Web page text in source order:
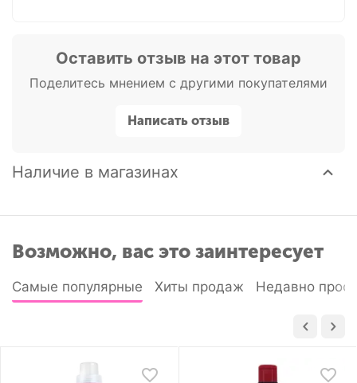
Оставить отзыв на этот товар
Поделитесь мнением с другими покупателями
Написать отзыв
Наличие в магазинах
Возможно, вас это заинтересует
Самые популярные Хиты продаж Недавно